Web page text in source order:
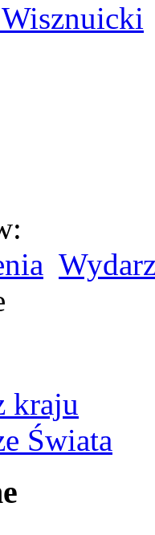
kraju
Świata